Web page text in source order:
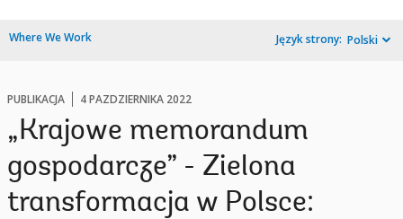
Where We Work Język strony: Polski
PUBLIKACJA 4 PAZDZIERNIKA 2022
„Krajowe memorandum
gospodarcze” - Zielona
transformacja w Polsce: